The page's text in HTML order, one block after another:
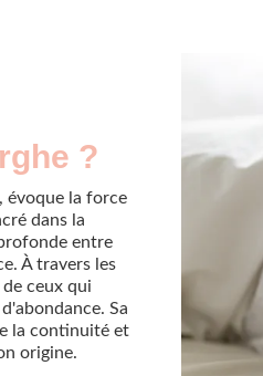
?
évoque la force
dans la
entre
À travers les
ceux qui
Sa
la continuité et
origine.